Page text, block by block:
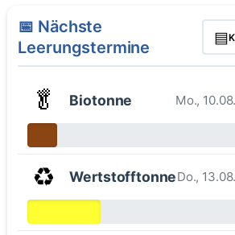
📅 Nächste
Leerungstermine
▤
🥬 Biotonne Mo.,
♻️ WertstofftonneDo.,